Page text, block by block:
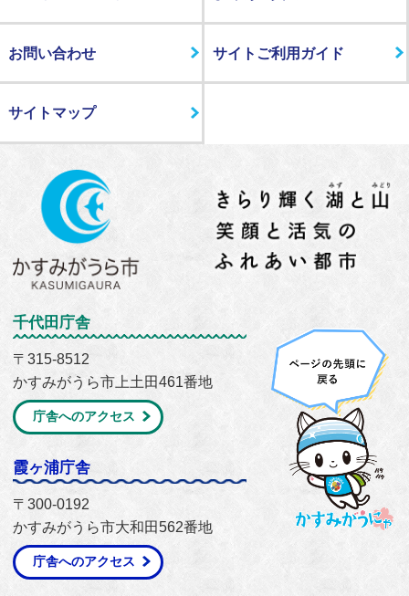
お問い合わせ サイトご利用ガイド
サイトマップ
千代田庁舎
〒315-8512
かすみがうら市上土田461番地
庁舎へのアクセス
霞ヶ浦庁舎
〒300-0192
かすみがうら市大和田562番地
庁舎へのアクセス